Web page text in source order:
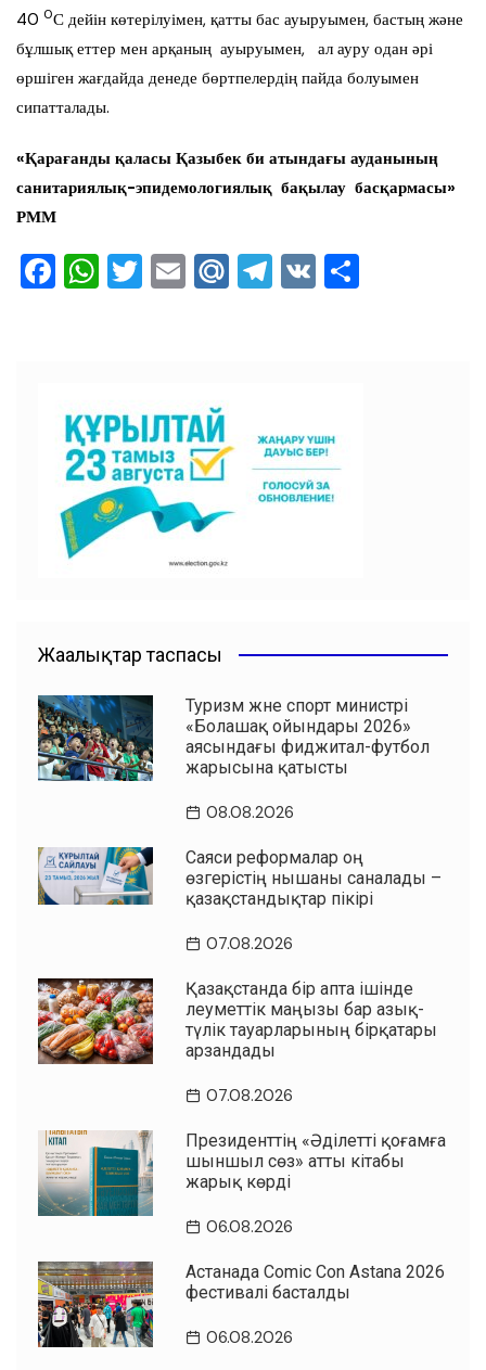
40 0С дейін көтерілуімен, қатты бас ауыруымен, бастың және
бұлшық еттер мен арқаның ауыруымен, ал ауру одан әрі
өршіген жағдайда денеде бөртпелердің пайда болуымен
сипатталады.
«Қарағанды қаласы Қазыбек би атындағы ауданының
санитариялық-эпидемологиялық бақылау басқармасы»
РММ
F
b
o
o
k
W
A
p
p
T E M T
m
V
Жаңалықтар таспасы
Туризм және спорт министрі
«Болашақ ойындары 2026»
аясындағы фиджитал-футбол
жарысына қатысты
08.08.2026
Саяси реформалар оң
өзгерістің нышаны саналады –
қазақстандықтар пікірі
07.08.2026
Қазақстанда бір апта ішінде
әлеуметтік маңызы бар азық-
түлік тауарларының бірқатары
арзандады
07.08.2026
Президенттің «Әділетті қоғамға
шыншыл сөз» атты кітабы
жарық көрді
06.08.2026
Астанада Comic Con Astana 2026
фестивалі басталды
06.08.2026